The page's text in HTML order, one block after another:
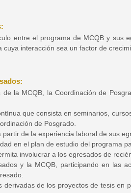
entre el programa de MCQB y sus
interacción sea un factor de
la MCQB, la Coordinación de
que consista en seminarios,
de Posgrado.
de la experiencia laboral de sus
en el plan de estudio del programa
involucrar a los egresados de
y la MCQB, participando en las
derivadas de los proyectos de tesis en